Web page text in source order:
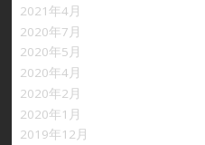
2021年4月
2020年7月
2020年5月
2020年4月
2020年2月
2020年1月
2019年12月